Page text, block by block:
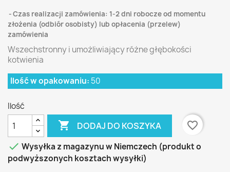
Czas realizacji zamówienia: 1-2 dni robocze od momentu
złożenia (odbiór osobisty) lub opłacenia (przelew)
zamówienia
Wszechstronny i umożliwiający różne głębokości
kotwienia
Ilość w opakowaniu: 50
Ilość
 DODAJ DO KOSZYKA
favorite_border
 Wysyłka z magazynu w Niemczech (produkt o
podwyższonych kosztach wysyłki)